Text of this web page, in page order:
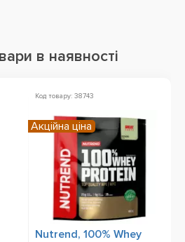
в наявності
Код товару: 38743
Nutrend, 100% Whey
Акційна ціна